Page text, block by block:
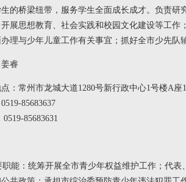
的桥梁纽带，服务学生全面成长成才。 负责研
展思想教育、社会实践和校园文化建设等工
理与少年儿童工作有关事宜；抓好全市少先
睿
：常州市龙城大道1280号新行政中心1号楼A座
85683637
85683631
能： 统筹开展全市青少年权益维护工作；代